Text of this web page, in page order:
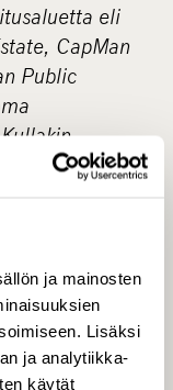
ja mainosten
Lisäksi
ja analytiikka-
käytät
eli
CapMan
Public
ja yhtiö on
2001.